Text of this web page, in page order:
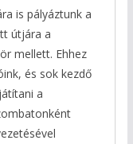
is pályáztunk a
útjára a
mellett. Ehhez
és sok kezdő
a